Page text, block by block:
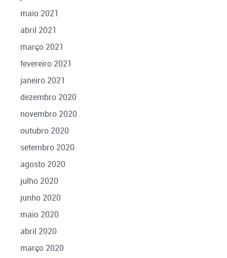
maio 2021
abril 2021
março 2021
fevereiro 2021
janeiro 2021
dezembro 2020
novembro 2020
outubro 2020
setembro 2020
agosto 2020
julho 2020
junho 2020
maio 2020
abril 2020
março 2020